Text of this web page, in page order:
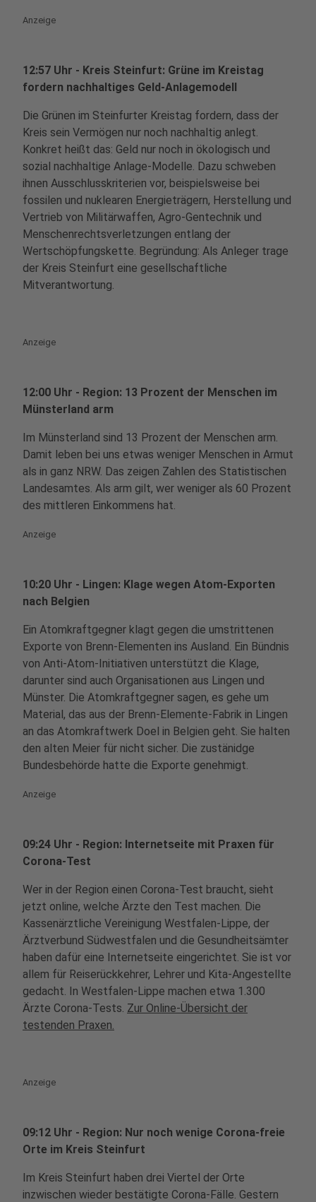
Anzeige
12:57 Uhr - Kreis Steinfurt: Grüne im Kreistag
fordern nachhaltiges Geld-Anlagemodell
Die Grünen im Steinfurter Kreistag fordern, dass der
Kreis sein Vermögen nur noch nachhaltig anlegt.
Konkret heißt das: Geld nur noch in ökologisch und
sozial nachhaltige Anlage-Modelle. Dazu schweben
ihnen Ausschlusskriterien vor, beispielsweise bei
fossilen und nuklearen Energieträgern, Herstellung und
Vertrieb von Militärwaffen, Agro-Gentechnik und
Menschenrechtsverletzungen entlang der
Wertschöpfungskette. Begründung: Als Anleger trage
der Kreis Steinfurt eine gesellschaftliche
Mitverantwortung.
Anzeige
12:00 Uhr - Region: 13 Prozent der Menschen im
Münsterland arm
Im Münsterland sind 13 Prozent der Menschen arm.
Damit leben bei uns etwas weniger Menschen in Armut
als in ganz NRW. Das zeigen Zahlen des Statistischen
Landesamtes. Als arm gilt, wer weniger als 60 Prozent
des mittleren Einkommens hat.
Anzeige
10:20 Uhr - Lingen: Klage wegen Atom-Exporten
nach Belgien
Ein Atomkraftgegner klagt gegen die umstrittenen
Exporte von Brenn-Elementen ins Ausland. Ein Bündnis
von Anti-Atom-Initiativen unterstützt die Klage,
darunter sind auch Organisationen aus Lingen und
Münster. Die Atomkraftgegner sagen, es gehe um
Material, das aus der Brenn-Elemente-Fabrik in Lingen
an das Atomkraftwerk Doel in Belgien geht. Sie halten
den alten Meier für nicht sicher. Die zustänidge
Bundesbehörde hatte die Exporte genehmigt.
Anzeige
09:24 Uhr - Region: Internetseite mit Praxen für
Corona-Test
Wer in der Region einen Corona-Test braucht, sieht
jetzt online, welche Ärzte den Test machen. Die
Kassenärztliche Vereinigung Westfalen-Lippe, der
Ärztverbund Südwestfalen und die Gesundheitsämter
haben dafür eine Internetseite eingerichtet. Sie ist vor
allem für Reiserückkehrer, Lehrer und Kita-Angestellte
gedacht. In Westfalen-Lippe machen etwa 1.300
Ärzte Corona-Tests. Zur Online-Übersicht der
testenden Praxen.
Anzeige
09:12 Uhr - Region: Nur noch wenige Corona-freie
Orte im Kreis Steinfurt
Im Kreis Steinfurt haben drei Viertel der Orte
inzwischen wieder bestätigte Corona-Fälle. Gestern